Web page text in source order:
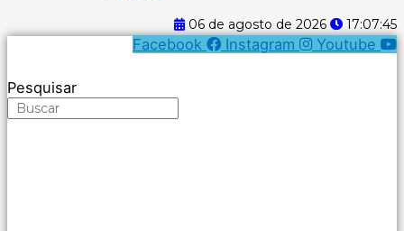
06 de agosto de 2026 17:07:46
Facebook Instagram Youtube
Pesquisar